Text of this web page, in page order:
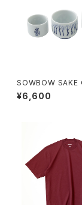
SOWBOW
¥6,600